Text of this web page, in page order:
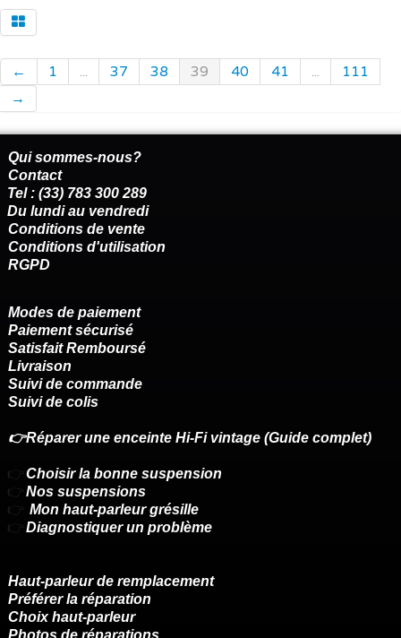
← 1 ... 37 38 39 40 41 ...
111
→
Qui sommes-nous?
Contact
Tel : (33) 783 300 289
Du lundi au vendredi
Conditions de vente
Conditions d'utilisation
RGPD
Modes de paiement
Paiement sécurisé
Satisfait Remboursé
Livraison
Suivi de commande
Suivi de colis
👉Réparer une enceinte Hi-Fi vintage (Guide complet)
👉 Choisir la bonne suspension
👉 Nos suspensions
👉 Mon haut-parleur grésille
👉 Diagnostiquer un problème
Haut-parleur de remplacement
Préférer la réparation
Choix haut-parleur
Photos de réparations